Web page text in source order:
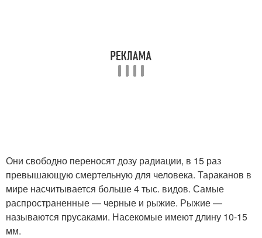
Они свободно переносят дозу радиации, в 15 раз
превышающую смертельную для человека. Тараканов в
мире насчитывается больше 4 тыс. видов. Самые
распространенные — черные и рыжие. Рыжие —
называются прусаками. Насекомые имеют длину 10-15
мм.